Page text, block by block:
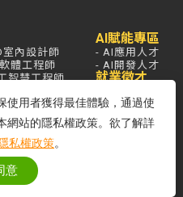
內設計師
體工程師
智慧工程師
統整合工程師
全工程師
AI賦能專區
- AI應用人才
- AI開發人才
就業徵才
熱門新聞
使用者獲得最佳體驗，通過使
網站的隱私權政策。欲了解詳
私權政策。
意